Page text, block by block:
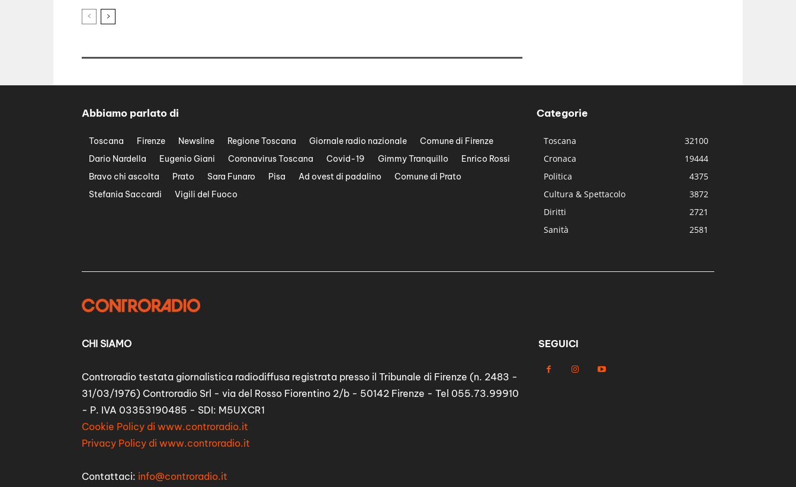
Abbiamo parlato di
Toscana Firenze Newsline Regione Toscana Giornale radio nazionale
Comune di Firenze
Dario Nardella
Eugenio Giani Coronavirus Toscana Covid-19 Gimmy Tranquillo
Enrico Rossi
Bravo chi ascolta
Prato Sara Funaro Pisa Ad ovest di padalino
Comune di Prato
Stefania Saccardi
Vigili del Fuoco
Categorie
Toscana
32100
Cronaca
19444
Politica
4375
Cultura & Spettacolo
3872
Diritti
2721
Sanità
2581
CHI SIAMO
Controradio testata giornalistica radiodiffusa registrata presso il Tribunale di Firenze (n. 2483 -
31/03/1976) Controradio Srl - via del Rosso Fiorentino 2/b - 50142 Firenze - Tel 055.73.99910
- P. IVA 03353190485 - SDI: M5UXCR1
Cookie Policy di www.controradio.it
Privacy Policy di www.controradio.it
Contattaci: info@controradio.it
SEGUICI